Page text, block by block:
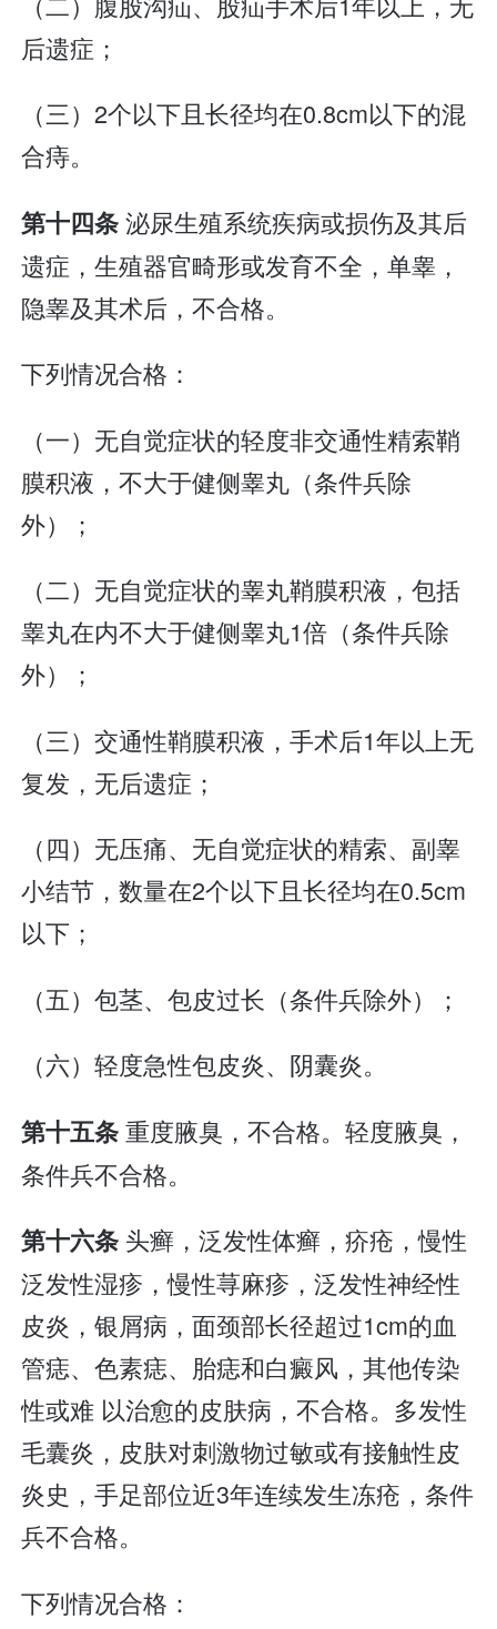
后遗症；
（三）2个以下且长径均在0.8cm以下的混
合痔。
第十四条泌尿生殖系统疾病或损伤及其后
遗症，生殖器官畸形或发育不全，单睾，
隐睾及其术后，不合格。
下列情况合格：
（一）无自觉症状的轻度非交通性精索鞘
膜积液，不大于健侧睾丸（条件兵除
外）；
（二）无自觉症状的睾丸鞘膜积液，包括
睾丸在内不大于健侧睾丸1倍（条件兵除
外）；
（三）交通性鞘膜积液，手术后1年以上无
复发，无后遗症；
（四）无压痛、无自觉症状的精索、副睾
小结节，数量在2个以下且长径均在0.5cm
以下；
（五）包茎、包皮过长（条件兵除外）；
（六）轻度急性包皮炎、阴囊炎。
第十五条重度腋臭，不合格。轻度腋臭，
条件兵不合格。
第十六条 头癣，泛发性体癣，疥疮，慢性
泛发性湿疹，慢性荨麻疹，泛发性神经性
皮炎，银屑病，面颈部长径超过1cm的血
管痣、色素痣、胎痣和白癜风，其他传染
性或难 以治愈的皮肤病，不合格。多发性
毛囊炎，皮肤对刺激物过敏或有接触性皮
炎史，手足部位近3年连续发生冻疮，条件
兵不合格。
下列情况合格：